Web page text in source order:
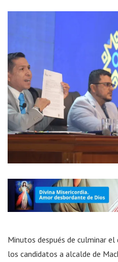
Minutos después de culminar
los candidatos a alcalde de